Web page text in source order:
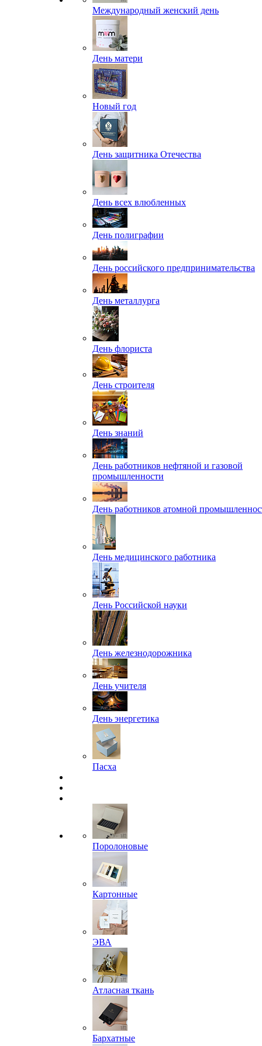
Международный женский день
День матери
Новый год
День защитника Отечества
День всех влюбленных
День полиграфии
День российского предпринимательства
День металлурга
День флориста
День строителя
День знаний
День работников нефтяной и газовой
промышленности
День работников атомной
День медицинского работника
День Российской науки
День железнодорожника
День учителя
День энергетика
Пасха
Поролоновые
Картонные
ЭВА
Атласная ткань
Бархатные